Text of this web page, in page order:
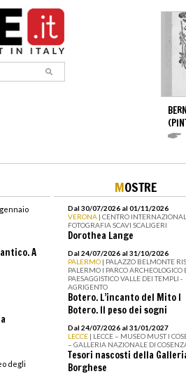
A
degli
MOSTRE
Dal 30/07/2026 al 01/11/2026
VERONA | CENTRO
FOTOGRAFIA SCAVI SCALIGERI
Dorothea Lange
Dal 24/07/2026 al 31/10/2026
PALERMO | PALAZZO BELMONTE
PALERMO I PARCO ARCHEOLOGICO
PAESAGGISTICO VALLE DEI TEMPLI -
AGRIGENTO
Botero. L’incanto del Mito I
Botero. Il peso dei sogni
Dal 24/07/2026 al 31/01/2027
LECCE | LECCE – MUSEO MUST I
– GALLERIA NAZIONALE DI
Tesori nascosti della
Borghese